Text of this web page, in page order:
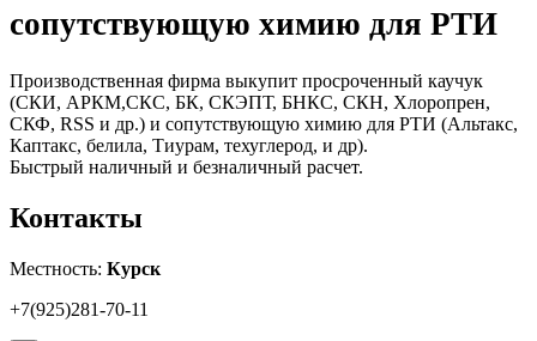
сопутствующую химию для РТИ
Производственная фирма выкупит просроченный каучук
(СКИ, АРКМ,СКС, БК, СКЭПТ, БНКС, СКН, Хлоропрен,
СКФ, RSS и др.) и сопутствующую химию для РТИ (Альтакс,
Каптакс, белила, Тиурам, техуглерод, и др).
Быстрый наличный и безналичный расчет.
Контакты
Местность: Курск
+7(925)281-70-11